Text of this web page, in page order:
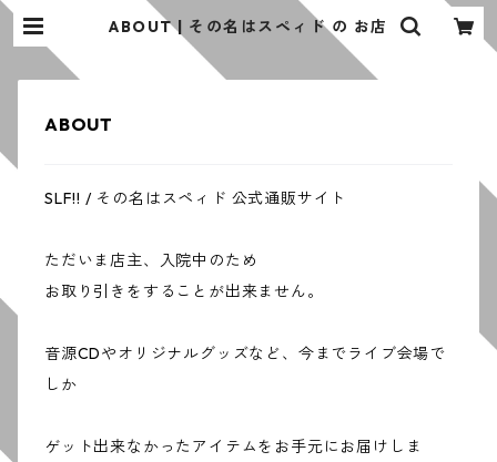
ABOUT | その名はスペィド の お店
ABOUT
SLF!! / その名はスペィド 公式通販サイト
ただいま店主、入院中のため
お取り引きをすることが出来ません。
音源CDやオリジナルグッズなど、今までライブ会場で
しか
ゲット出来なかったアイテムをお手元にお届けしま